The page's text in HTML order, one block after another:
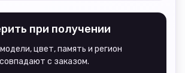
при получении
цвет, память и регион
с заказом.